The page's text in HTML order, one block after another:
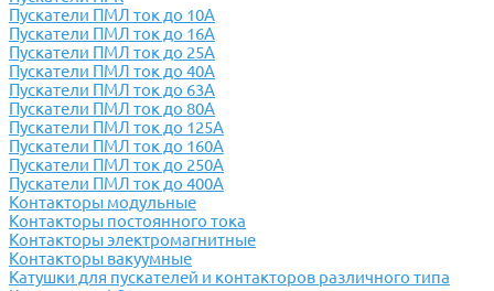
Пускатели ПМЛ ток до 10А
Пускатели ПМЛ ток до 16А
Пускатели ПМЛ ток до 25А
Пускатели ПМЛ ток до 40А
Пускатели ПМЛ ток до 63А
Пускатели ПМЛ ток до 80А
Пускатели ПМЛ ток до 125А
Пускатели ПМЛ ток до 160А
Пускатели ПМЛ ток до 250А
Пускатели ПМЛ ток до 400А
Контакторы модульные
Контакторы постоянного тока
Контакторы электромагнитные
Контакторы вакуумные
Катушки для пускателей и контакторов различного типа